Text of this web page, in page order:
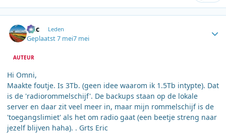
Eric Leden
Geplaatst7 mei7 mei
AUTEUR
Hi Omni,
Maakte foutje. Is 3Tb. (geen idee waarom ik 1.5Tb intypte). Dat
is de 'radiorommelschijf'. De backups staan op de lokale
server en daar zit veel meer in, maar mijn rommelschijf is de
'toegangslimiet' als het om radio gaat (een beetje streng naar
jezelf blijven haha). . Grts Eric